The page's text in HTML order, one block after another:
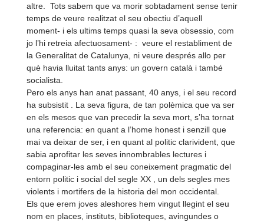
altre. Tots sabem que va morir sobtadament sense tenir
temps de veure realitzat el seu obectiu d’aquell
moment- i els ultims temps quasi la seva obsessio, com
jo l’hi retreia afectuosament- : veure el restabliment de
la Generalitat de Catalunya, ni veure després allo per
què havia lluitat tants anys: un govern català i també
socialista.
Pero els anys han anat passant, 40 anys, i el seu record
ha subsistit . La seva figura, de tan polèmica que va ser
en els mesos que van precedir la seva mort, s’ha tornat
una referencia: en quant a l’home honest i senzill que
mai va deixar de ser, i en quant al politic clarivident, que
sabia aprofitar les seves innombrables lectures i
compaginar-les amb el seu coneixement pragmatic del
entorn politic i social del segle XX , un dels segles mes
violents i mortifers de la historia del mon occidental.
Els que erem joves aleshores hem vingut llegint el seu
nom en places, instituts, biblioteques, avingundes o